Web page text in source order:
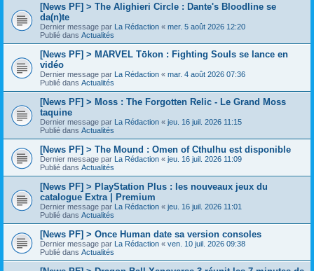
[News PF] > The Alighieri Circle : Dante's Bloodline se
da(n)te
Dernier message par La Rédaction « mer. 5 août 2026 12:20
Publié dans Actualités
[News PF] > MARVEL Tōkon : Fighting Souls se lance en
vidéo
Dernier message par La Rédaction « mar. 4 août 2026 07:36
Publié dans Actualités
[News PF] > Moss : The Forgotten Relic - Le Grand Moss
taquine
Dernier message par La Rédaction « jeu. 16 juil. 2026 11:15
Publié dans Actualités
[News PF] > The Mound : Omen of Cthulhu est disponible
Dernier message par La Rédaction « jeu. 16 juil. 2026 11:09
Publié dans Actualités
[News PF] > PlayStation Plus : les nouveaux jeux du
catalogue Extra | Premium
Dernier message par La Rédaction « jeu. 16 juil. 2026 11:01
Publié dans Actualités
[News PF] > Once Human date sa version consoles
Dernier message par La Rédaction « ven. 10 juil. 2026 09:38
Publié dans Actualités